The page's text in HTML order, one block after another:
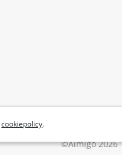
cookiepolicy.
©Aimigo 2026